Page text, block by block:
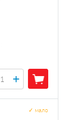
+
мало